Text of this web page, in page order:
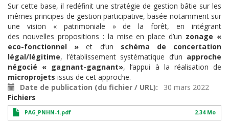
Sur cette base, il redéfinit une stratégie de gestion bâtie sur les
mêmes principes de gestionparticipative, basée notamment sur
une vision « patrimoniale » de la forêt, en intégrant
des nouvelles propositions : la mise en place d’un zonage «
eco-fonctionnel »et d’un schéma de concertation
légal/légitime, l’établissement systématique d’un approche
négocié « gagnant-gagnant», l’appui à la réalisation de
microprojets issus de cet approche.
Date de publication (du fichier / URL)
30 mars 2022
Fichiers
PAG_PNHN-1.pdf 2.34 Mo